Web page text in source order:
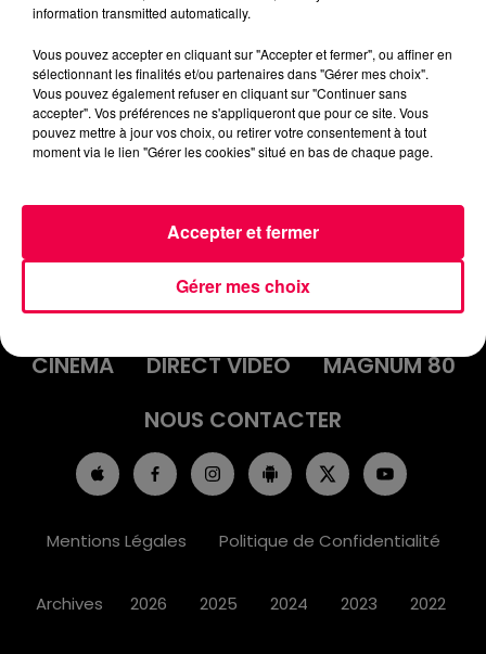
podcasts/2025/09/20250904-Drole-de-Bruit-avec-
ACCUEIL INFOS
EMISSIONS
AGENDA
JEUX
PODCASTS
CINÉMA
DIRECT VIDÉO
MAGNUM 80
NOUS CONTACTER
Mentions Légales Politique de Confidentialité
Archives 2026 2025 2024 2023 2022
information transmitted automatically.
Vous pouvez accepter en cliquant sur "Accepter et fermer", ou affiner en
sélectionnant les finalités et/ou partenaires dans "Gérer mes choix".
Vous pouvez également refuser en cliquant sur "Continuer sans
accepter". Vos préférences ne s'appliqueront que pour ce site. Vous
pouvez mettre à jour vos choix, ou retirer votre consentement à tout
moment via le lien "Gérer les cookies" situé en bas de chaque page.
Gérer mes choix
Accepter et fermer